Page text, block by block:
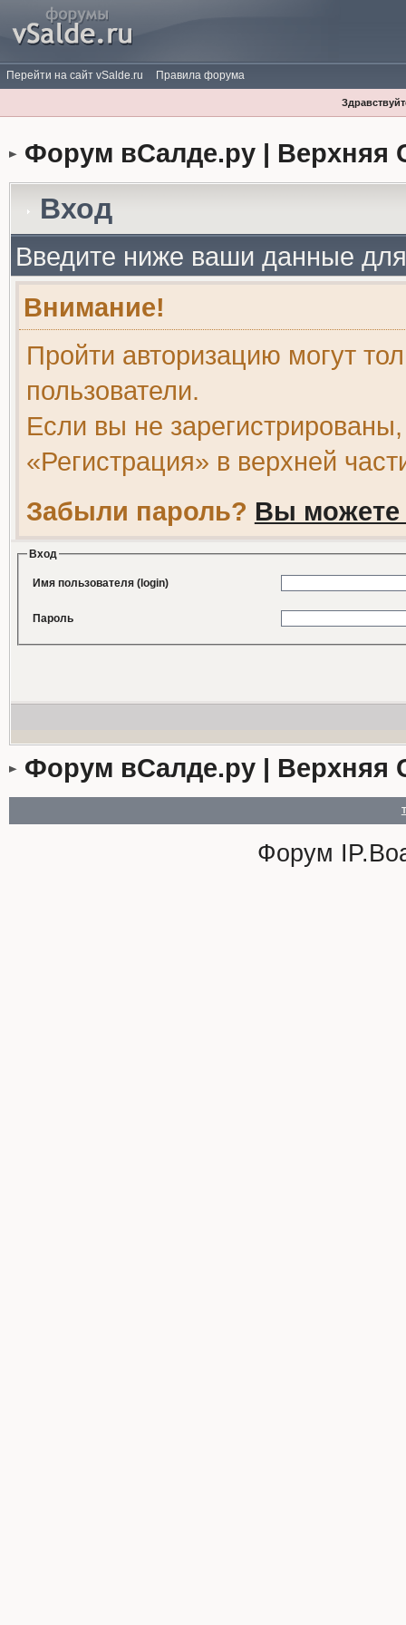
Перейти на сайт vSalde.ru Правила форума
Форум вСалде.ру | Верхняя
Вход
Введите ниже ваши данные
Внимание!
Пройти авторизацию могут
пользователи.
Если вы не
«Регистрация» в верхней
Забыли пароль? Вы можете
Вход
Имя пользователя (login)
Пароль
Форум вСалде.ру | Верхняя
Форум